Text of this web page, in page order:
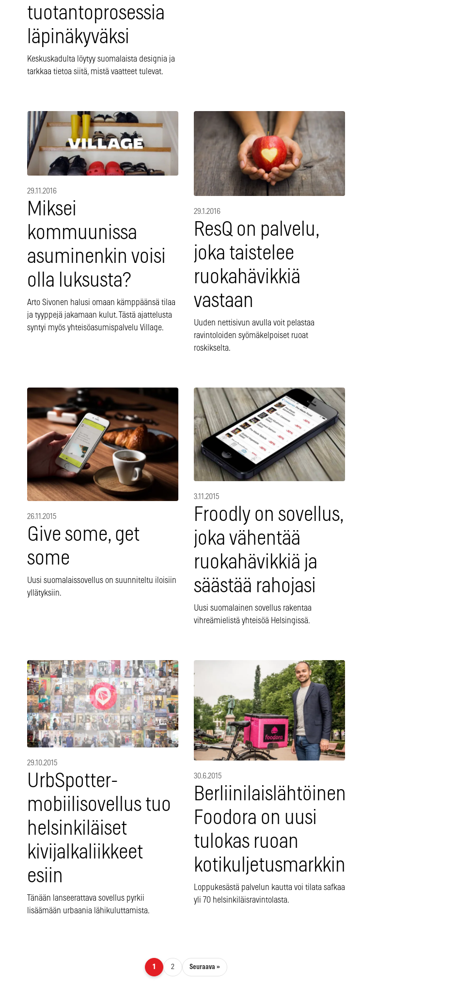
tuotantoprosessia
läpinäkyväksi
Keskuskadulta löytyy suomalaista designia ja
tarkkaa tietoa siitä, mistä vaatteet tulevat.
29.11.2016
Miksei
kommuunissa
asuminenkin voisi
olla luksusta?
Arto Sivonen halusi omaan kämppäänsä tilaa
ja tyyppejä jakamaan kulut. Tästä ajattelusta
syntyi myös yhteisöasumispalvelu Village.
29.1.2016
ResQ on palvelu,
joka taistelee
ruokahävikkiä
vastaan
Uuden nettisivun avulla voit pelastaa
ravintoloiden syömäkelpoiset ruoat
roskikselta.
26.11.2015
Give some, get
some
Uusi suomalaissovellus on suunniteltu iloisiin
yllätyksiin.
3.11.2015
Froodly on sovellus,
joka vähentää
ruokahävikkiä ja
säästää rahojasi
Uusi suomalainen sovellus rakentaa
vihreämielistä yhteisöä Helsingissä.
29.10.2015
UrbSpotter-
mobiilisovellus tuo
helsinkiläiset
kivijalkaliikkeet
esiin
Tänään lanseerattava sovellus pyrkii
lisäämään urbaania lähikuluttamista.
30.6.2015
Berliinilaislähtöinen
Foodora on uusi
tulokas ruoan
kotikuljetusmarkkinoille
Loppukesästä palvelun kautta voi tilata safkaa
yli 70 helsinkiläisravintolasta.
1 2 Seuraava »